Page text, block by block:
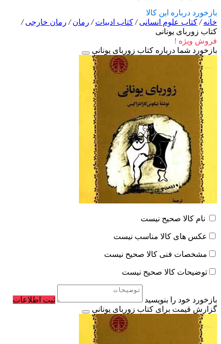
بازخورد درباره این کالا
خانه/ کتاب علوم انسانی/ کتاب ادبیات/ رمان/ رمان خارجی/
کتاب زوربای یونانی
فروش ویژه !
بازخورد شما درباره کتاب زوربای یونانی
نام کالا صحیح نیست
عکس های کالا مناسب نیست
مشخصات فنی کالا صحیح نیست
توضیحات کالا صحیح نیست
بازخورد خود را بنویسید
ثبت اطلاعات
گزارش قیمت برای کتاب زوربای یونانی